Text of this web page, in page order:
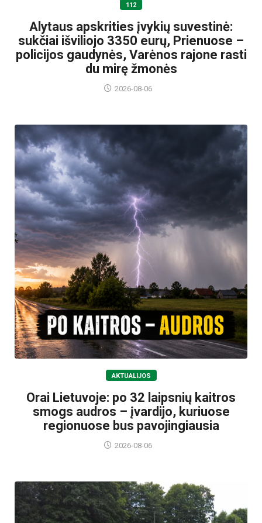
112
Alytaus apskrities įvykių suvestinė:
sukčiai išviliojo 3350 eurų, Prienuose –
policijos gaudynės, Varėnos rajone rasti
du mirę žmonės
2026-08-06
AKTUALIJOS
Orai Lietuvoje: po 32 laipsnių kaitros
smogs audros – įvardijo, kuriuose
regionuose bus pavojingiausia
2026-08-06